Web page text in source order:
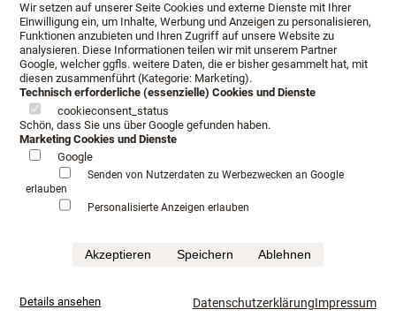
Öffnungszeiten Anfahrt
Beratungstermin
Serviceangebot
Infopaket
mehr...
Häufig gesucht: Boxspringbetten Testen Luxushotel schlafen
Wir setzen auf unserer Seite Cookies und externe Dienste mit Ihrer
Einwilligung ein, um Inhalte, Werbung und Anzeigen zu personalisieren,
Funktionen anzubieten und Ihren Zugriff auf unsere Website zu
analysieren. Diese Informationen teilen wir mit unserem Partner
Google, welcher ggfls. weitere Daten, die er bisher gesammelt hat, mit
diesen zusammenführt (Kategorie: Marketing).
Technisch erforderliche (essenzielle) Cookies und Dienste
cookieconsent_status
Schön, dass Sie uns über Google gefunden haben.
Marketing Cookies und Dienste
Google
Senden von Nutzerdaten zu Werbezwecken an Google
erlauben
Personalisierte Anzeigen erlauben
Akzeptieren Speichern Ablehnen
Details ansehen DatenschutzerklärungImpressum